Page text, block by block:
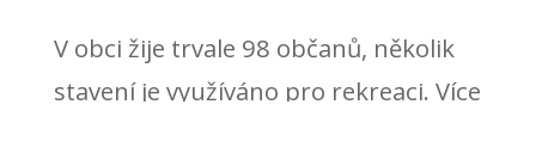
V obci žije trvale 98 občanů, několik
stavení je využíváno pro rekreaci. Více